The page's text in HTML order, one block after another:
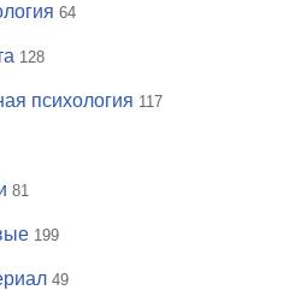
64
128
психология 117
81
199
49